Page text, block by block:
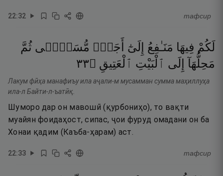
22:32 тафсир
لَكُمْ فِيهَا مَنَـٰفِعُ إِلَىٰٓ أَجَلٍۢ مُّسَمًّۭى ثُمَّ
مَحِلُّهَآ
إِلَى ٱلْبَيْتِ ٱلْعَتِيقِ ۝٣٣
Лакум фӣҳа манафиъу ила аҷали-м мусамман сумма маҳиллуҳа
ила-л Байти-л-ъатӣқ.
Шуморо дар он мавошӣ (қурбониҳо), то вақти
муайян фоидаҳост, сипас, ҷои фуруд омадани он ба
Хонаи қадим (Каъба-ҳарам) аст.
22:33 тафсир